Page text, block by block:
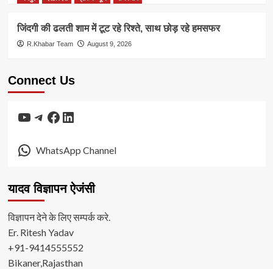
जिंदगी की ढलती शाम में टूट रहे रिश्ते, साथ छोड़ रहे हमसफर
R.Khabar Team August 9, 2026
Connect Us
YouTube
Telegram
Facebook
LinkedIn
WhatsApp Channel
यादव विज्ञापन ऐजंसी
विज्ञापन देने के लिए सम्पर्क करे.
Er. Ritesh Yadav
+91-9414555552
Bikaner,Rajasthan